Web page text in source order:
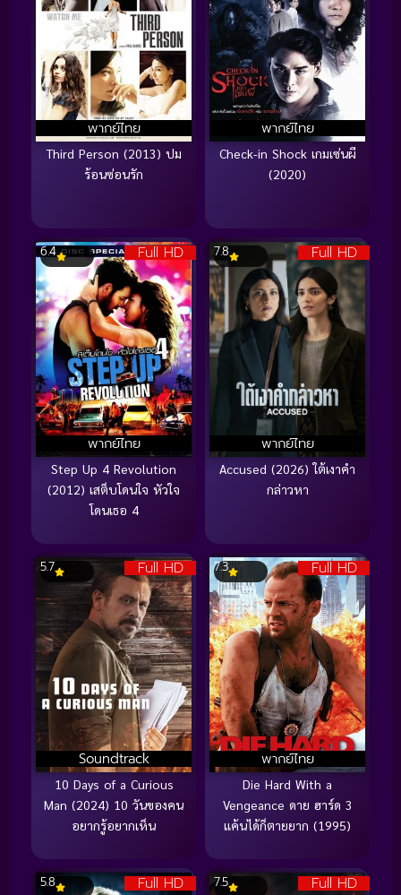
พากย์ไทย
Third Person (2013) ปม
ร้อนซ่อนรัก
พากย์ไทย
Check-in Shock เกมเซ่นผี
(2020)
Full HD
พากย์ไทย
6.4
Step Up 4 Revolution
(2012) เสต็บโดนใจ หัวใจ
โดนเธอ 4
Full HD
พากย์ไทย
7.8
Accused (2026) ใต้เงาคำ
กล่าวหา
Full HD
Soundtrack
5.7
10 Days of a Curious
Man (2024) 10 วันของคน
อยากรู้อยากเห็น
Full HD
พากย์ไทย
7.3
Die Hard With a
Vengeance ดาย ฮาร์ด 3
แค้นได้ก็ตายยาก (1995)
Full HD
5.8 Full HD
7.5